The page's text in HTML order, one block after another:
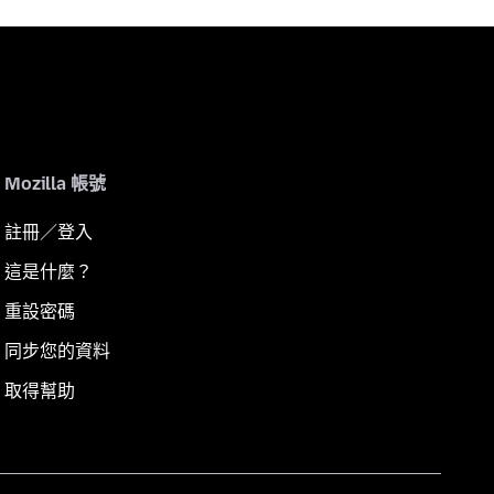
Mozilla 帳號
註冊／登入
這是什麼？
重設密碼
同步您的資料
取得幫助